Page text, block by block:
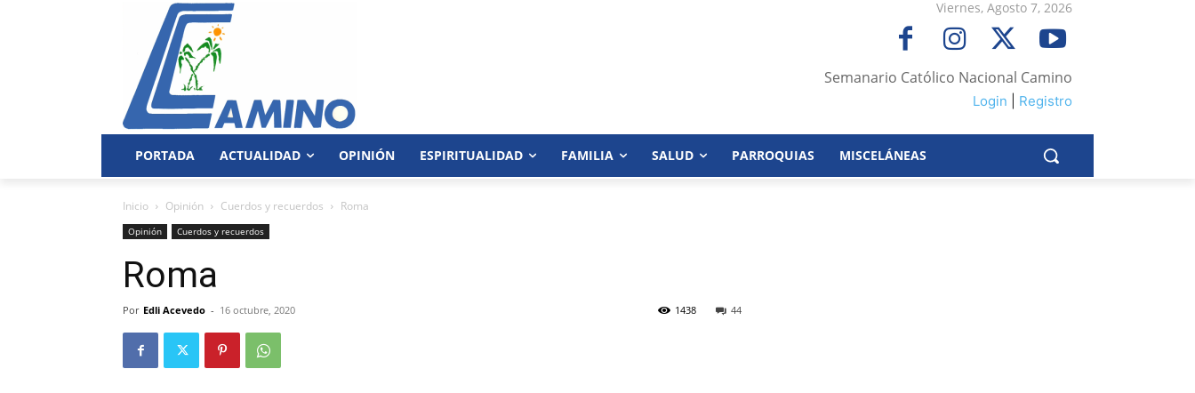
Viernes, Agosto 7, 2026
Semanario Católico Nacional Camino
Login Registro
PORTADA ACTUALIDAD OPINIÓN ESPIRITUALIDAD FAMILIA SALUD PARROQUIAS MISCELÁNEAS
Inicio Opinión Cuerdos y recuerdos Roma
Opinión Cuerdos y recuerdos
Roma
Por Edli Acevedo - 16 octubre, 2020 44
1438